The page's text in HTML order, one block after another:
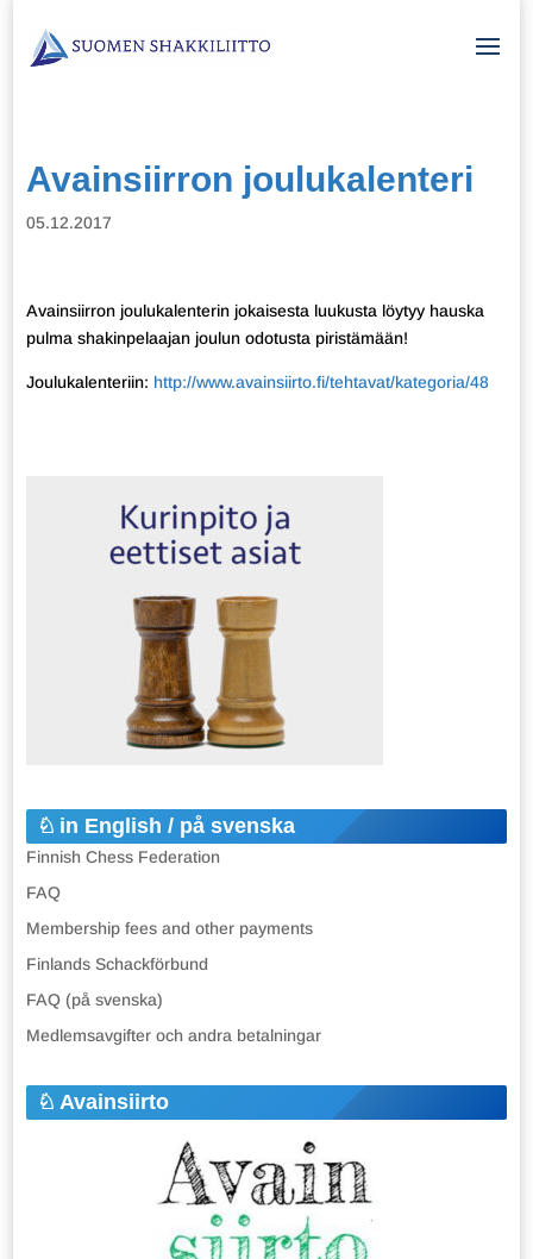
Avainsiirron joulukalenteri
05.12.2017
Avainsiirron joulukalenterin jokaisesta luukusta löytyy hauska
pulma shakinpelaajan joulun odotusta piristämään!
Joulukalenteriin: http://www.avainsiirto.fi/tehtavat/kategoria/48
in English / på svenska
Finnish Chess Federation
FAQ
Membership fees and other payments
Finlands Schackförbund
FAQ (på svenska)
Medlemsavgifter och andra betalningar
Avainsiirto